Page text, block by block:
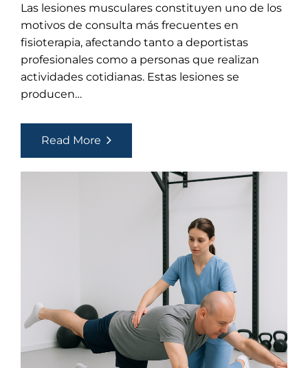
Las lesiones musculares constituyen uno de los
motivos de consulta más frecuentes en
fisioterapia, afectando tanto a deportistas
profesionales como a personas que realizan
actividades cotidianas. Estas lesiones se
producen…
Read More Lesiones
Musculares:
Qué